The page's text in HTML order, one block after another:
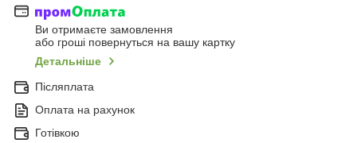
Ви отримаєте замовлення
або гроші повернуться на вашу картку
Детальніше
Післяплата
Оплата на рахунок
Готівкою